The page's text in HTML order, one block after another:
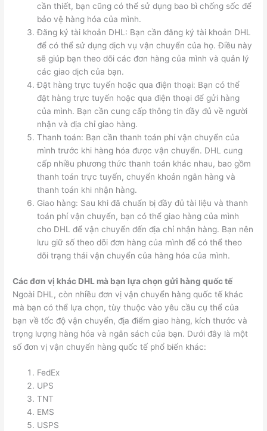
cần thiết, bạn cũng có thể sử dụng bao bì chống sốc để
bảo vệ hàng hóa của mình.
Đăng ký tài khoản DHL: Bạn cần đăng ký tài khoản DHL
để có thể sử dụng dịch vụ vận chuyển của họ. Điều này
sẽ giúp bạn theo dõi các đơn hàng của mình và quản lý
các giao dịch của bạn.
Đặt hàng trực tuyến hoặc qua điện thoại: Bạn có thể
đặt hàng trực tuyến hoặc qua điện thoại để gửi hàng
của mình. Bạn cần cung cấp thông tin đầy đủ về người
nhận và địa chỉ giao hàng.
Thanh toán: Bạn cần thanh toán phí vận chuyển của
mình trước khi hàng hóa được vận chuyển. DHL cung
cấp nhiều phương thức thanh toán khác nhau, bao gồm
thanh toán trực tuyến, chuyển khoản ngân hàng và
thanh toán khi nhận hàng.
Giao hàng: Sau khi đã chuẩn bị đầy đủ tài liệu và thanh
toán phí vận chuyển, bạn có thể giao hàng của mình
cho DHL để vận chuyển đến địa chỉ nhận hàng. Bạn nên
lưu giữ số theo dõi đơn hàng của mình để có thể theo
dõi trạng thái vận chuyển của hàng hóa của mình.
Các đơn vị khác DHL mà bạn lựa chọn gửi hàng quốc tế
Ngoài DHL, còn nhiều đơn vị vận chuyển hàng quốc tế khác
mà bạn có thể lựa chọn, tùy thuộc vào yêu cầu cụ thể của
bạn về tốc độ vận chuyển, địa điểm giao hàng, kích thước và
trọng lượng hàng hóa và ngân sách của bạn. Dưới đây là một
số đơn vị vận chuyển hàng quốc tế phổ biến khác:
FedEx
UPS
TNT
EMS
USPS